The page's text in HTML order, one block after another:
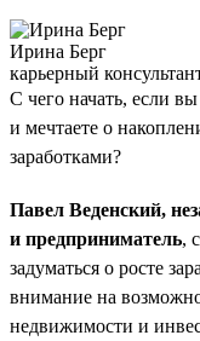
Ирина Берг
карьерный
С чего начать, если
и мечтаете о
заработками?
Павел Веденский,
и предприниматель,
задуматься о росте
внимание на
недвижимости и